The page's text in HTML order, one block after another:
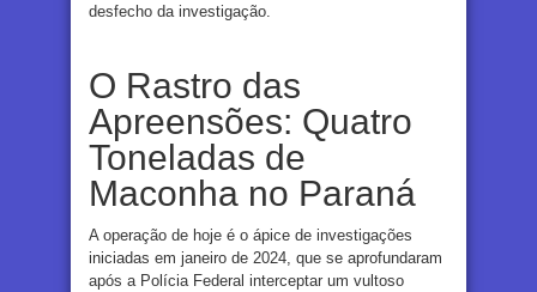
desfecho da investigação.
O Rastro das
Apreensões: Quatro
Toneladas de
Maconha no Paraná
A operação de hoje é o ápice de investigações
iniciadas em janeiro de 2024, que se aprofundaram
após a Polícia Federal interceptar um vultoso